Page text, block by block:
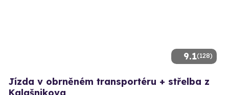
9.1(128)
Jízda v obrněném transportéru + střelba z
Kalašnikova